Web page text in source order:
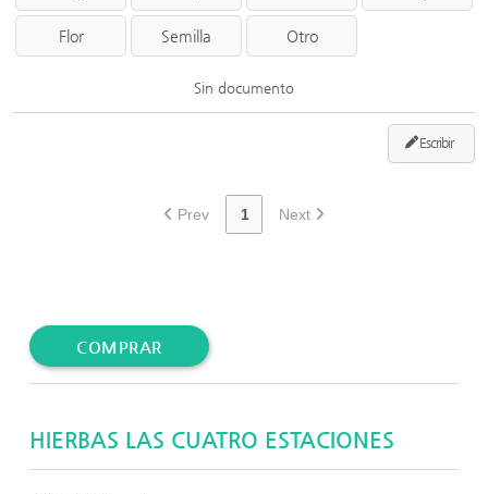
Flor Semilla Otro
Sin documento
Escribir
Prev 1 Next
COMPRAR
HIERBAS LAS CUATRO ESTACIONES